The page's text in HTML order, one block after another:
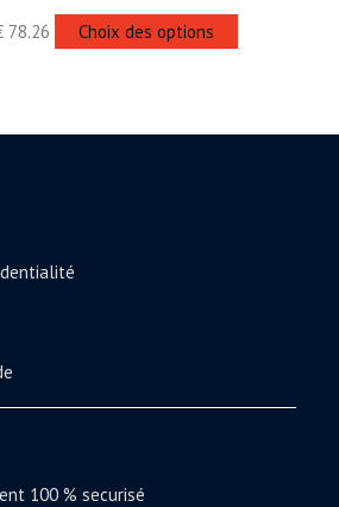
78.26 Choix des options
100 % securisé